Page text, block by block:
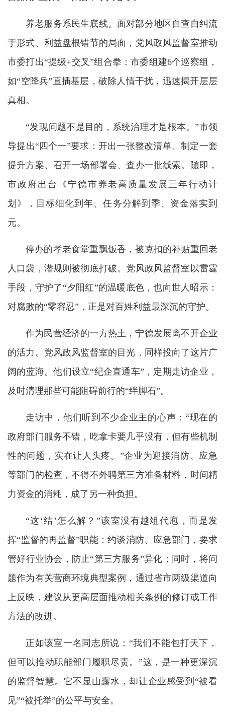
养老服务系民生底线。面对部分地区自查自纠流
于形式、利益盘根错节的局面，党风政风监督室推动
市委打出“提级+交叉”组合拳：市委组建6个巡察组，
如“空降兵”直插基层，破除人情干扰，迅速揭开层层
真相。
“发现问题不是目的，系统治理才是根本。”市领
导提出“四个一”要求：开出一张整改清单、制定一套
提升方案、召开一场部署会、查办一批线索。随即，
市政府出台《宁德市养老高质量发展三年行动计
划》，目标细化到年、任务分解到季、资金落实到
元。
停办的孝老食堂重飘饭香，被克扣的补贴重回老
人口袋，潜规则被彻底打破。党风政风监督室以雷霆
手段，守护了“夕阳红”的温暖底色，也向世人昭示：
对腐败的“零容忍”，正是对百姓利益最深沉的守护。
作为民营经济的一方热土，宁德发展离不开企业
的活力。党风政风监督室的目光，同样投向了这片广
阔的蓝海。他们设立“纪企直通车”，定期走访企业，
及时清理那些可能阻碍前行的“绊脚石”。
走访中，他们听到不少企业主的心声：“现在的
政府部门服务不错，吃拿卡要几乎没有，但有些机制
性的问题，实在让人头疼。”企业为迎接消防、应急
等部门的检查，不得不外聘第三方准备材料，时间精
力资金的消耗，成了另一种负担。
“这‘结’怎么解？”该室没有越俎代庖，而是发
挥“监督的再监督”职能：约谈消防、应急部门，要求
管好行业协会，防止“第三方服务”异化；同时，将问
题作为有关营商环境典型案例，通过省市两级渠道向
上反映，建议从更高层面推动相关条例的修订或工作
方法的改进。
正如该室一名同志所说：“我们不能包打天下，
但可以推动职能部门履职尽责。”这，是一种更深沉
的监督智慧。它不显山露水，却让企业感受到“被看
见”“被托举”的公平与安全。